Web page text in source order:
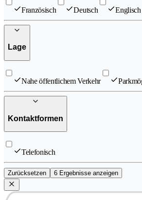
Französisch Deutsch Englisch
Lage
Nahe öffentlichem Verkehr
Kontaktformen
Telefonisch
Zurücksetzen 6 Ergebnisse anzeigen